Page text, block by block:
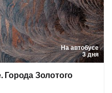
На автобусе
3 дня
Золотого